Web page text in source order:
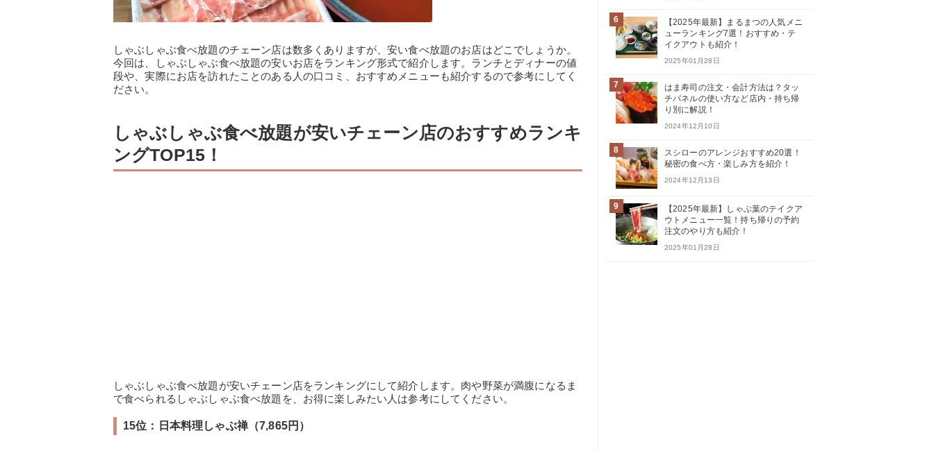
しゃぶしゃぶ食べ放題のチェーン店は数多くありますが、安い食べ放題のお店はどこでしょうか。
今回は、しゃぶしゃぶ食べ放題の安いお店をランキング形式で紹介します。ランチとディナーの値
段や、実際にお店を訪れたことのある人の口コミ、おすすめメニューも紹介するので参考にしてく
ださい。
しゃぶしゃぶ食べ放題が安いチェーン店のおすすめランキ
ングTOP15！
しゃぶしゃぶ食べ放題が安いチェーン店をランキングにして紹介します。肉や野菜が満腹になるま
で食べられるしゃぶしゃぶ食べ放題を、お得に楽しみたい人は参考にしてください。
15位：日本料理しゃぶ禅（7,865円）
6
【2025年最新】まるまつの人気メニ
ューランキング7選！おすすめ・テ
イクアウトも紹介！
2025年01月28日
7
はま寿司の注文・会計方法は？タッ
チパネルの使い方など店内・持ち帰
り別に解説！
2024年12月10日
8
スシローのアレンジおすすめ20選！
秘密の食べ方・楽しみ方を紹介！
2024年12月13日
9
【2025年最新】しゃぶ葉のテイクア
ウトメニュー一覧！持ち帰りの予約
注文のやり方も紹介！
2025年01月28日